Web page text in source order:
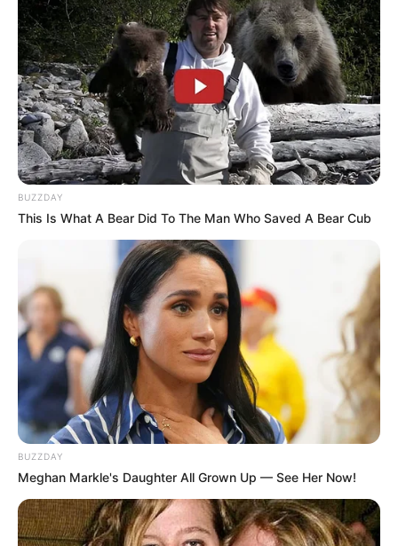
BUZZDAY
This Is What A Bear Did To The Man Who Saved A Bear Cub
BUZZDAY
Meghan Markle's Daughter All Grown Up — See Her Now!